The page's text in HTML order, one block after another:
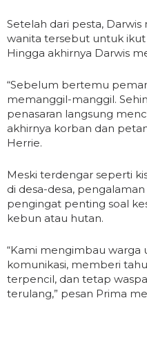
Setelah dari pesta,
wanita tersebut untuk
Hingga akhirnya Darwis
“Sebelum bertemu
memanggil-manggil.
penasaran langsung
akhirnya korban dan
Herrie.
Meski terdengar seperti
di desa-desa,
pengingat penting soal
kebun atau hutan.
“Kami mengimbau
komunikasi, memberi
terpencil, dan tetap
terulang,” pesan Prima